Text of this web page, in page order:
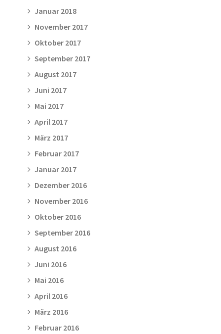
Januar 2018
November 2017
Oktober 2017
September 2017
August 2017
Juni 2017
Mai 2017
April 2017
März 2017
Februar 2017
Januar 2017
Dezember 2016
November 2016
Oktober 2016
September 2016
August 2016
Juni 2016
Mai 2016
April 2016
März 2016
Februar 2016